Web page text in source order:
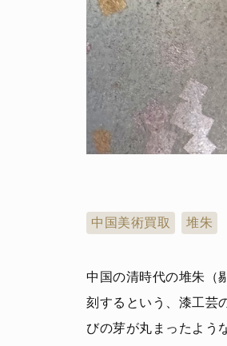
中国美術買取 堆朱
中国の清時代の堆朱（
刻するという、漆工芸
びの芽が丸まったよう